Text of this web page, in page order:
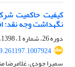
کیفیت حاکمیت
نگهداشت وجه
دوره 26، شماره 1، 1398، صفحه
سمیرا جودی، غلامرضا